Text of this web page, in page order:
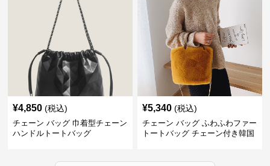
¥4,850 (税込)
チェーン バッグ 巾着型チェーン
ハンドルトートバッグ
¥5,340 (税込)
チェーン バッグ ふわふわファー
トートバッグ チェーン付き韓国